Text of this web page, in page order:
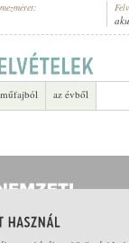
az évből